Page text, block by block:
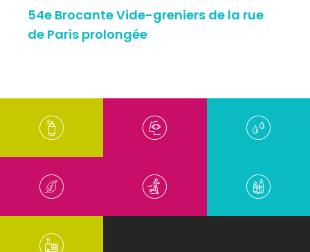
54e Brocante Vide-greniers de la rue
de Paris prolongée